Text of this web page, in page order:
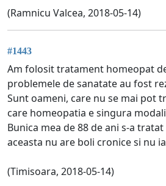
(Ramnicu Valcea, 2018-05-14)
#1443
Am folosit tratament homeopat
problemele de sanatate au fost
Sunt oameni, care nu se mai pot
care homeopatia e singura
Bunica mea de 88 de ani s-a
aceasta nu are boli cronice si nu
(Timisoara, 2018-05-14)